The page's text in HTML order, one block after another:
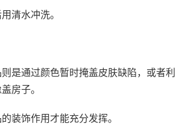
清水冲洗。
是通过颜色暂时掩盖皮肤缺陷，或者利
房子。
装饰作用才能充分发挥。